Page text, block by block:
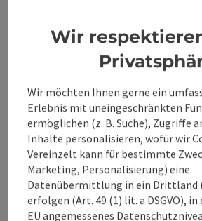
Tour und
An der Strecke
Anreise/Lage
Eignung
Wir
Wir möchten Ihnen gerne ein
Erlebnis mit uneingeschränkten
ermöglichen (z. B. Suche), Zugriffe
Inhalte personalisieren, wofür wir
Vereinzelt kann für bestimmte
Marketing, Personalisierung) eine
Datenübermittlung in ein Drittland
erfolgen (Art. 49 (1) lit. a DSGVO), in
EU angemessenes